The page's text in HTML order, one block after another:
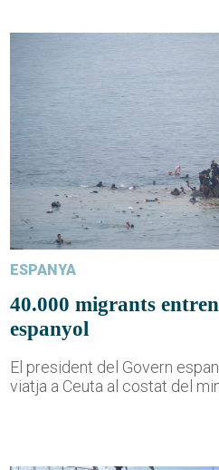
ESPANYA
40.000 migrants
espanyol
El president del Govern
viatja a Ceuta al costat del